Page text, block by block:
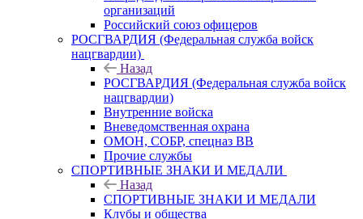
организаций
Российский союз офицеров
РОСГВАРДИЯ (Федеральная служба войск
нацгвардии)
Назад
РОСГВАРДИЯ (Федеральная служба войск
нацгвардии)
Внутренние войска
Вневедомственная охрана
ОМОН, СОБР, спецназ ВВ
Прочие службы
СПОРТИВНЫЕ ЗНАКИ И МЕДАЛИ
Назад
СПОРТИВНЫЕ ЗНАКИ И МЕДАЛИ
Клубы и общества